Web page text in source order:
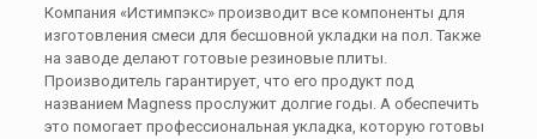
Компания «Истимпэкс» производит все компоненты для
изготовления смеси для бесшовной укладки на пол. Также
на заводе делают готовые резиновые плиты.
Производитель гарантирует, что его продукт под
названием Magness прослужит долгие годы. А обеспечить
это помогает профессиональная укладка, которую готовы